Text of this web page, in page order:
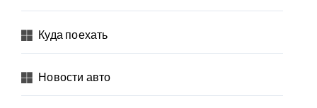
Куда поехать
Новости авто